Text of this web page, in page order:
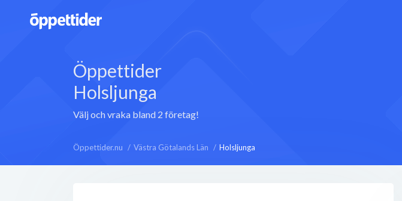
Öppettider
Holsljunga
Välj och vraka bland 2 företag!
Öppettider.nu Västra Götalands Län Holsljunga